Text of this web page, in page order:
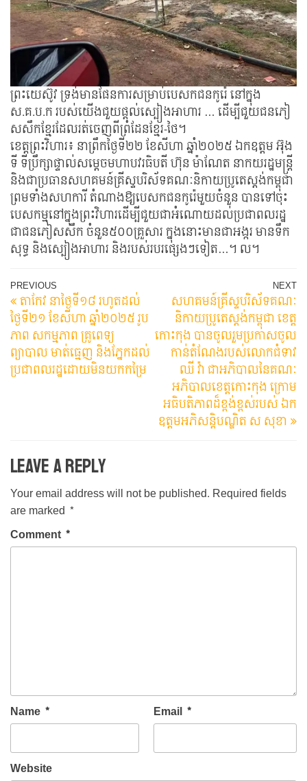
ព្រះយេស៊ូវ ទ្រង់មានផែនការសម្រាប់បេសកជនកូរ៉េ នៅក្នុង
ស.គ.ប.ក របស់យើងជួយផ្តល់ស្បៀងអាហារ … ដើម្បីជួយជនភៀ
សសឹកខ្មែរដែលរត់ចេញពីព្រំដែនខ្មែរ-ថៃ។
ខេត្តព្រះវិហារ៖ នាព្រឹកថ្ងៃទី២២ ខែសីហា ឆ្នាំ២០២៥ ឯកឧត្ដម អ៊ុង
ទី ទីប្រឹក្សាផ្ទាល់សម្តេចមហាបវរធិបតី ហ៊ុន ម៉ាណែត នាកយរដ្ឋមន្ត្រី
និងជាប្រធានសហគមន៍គ្រីស្ទបរិស័ទគណៈនិកាយប្រូតេស្តង់កម្ពុជា
ព្រមទាំងសហការី តំណាងឱ្យបេសកជនកូរ៉េមួយចំនួន បានទៅចុះ
បេសកម្មនៅក្នុងព្រះវិហារដើម្បីជួយជាអំណោយដល់ប្រជាពលរដ្ឋ
ជាជនភៀសសឹក ចំនួន៥០០គ្រួសារ ក្នុងនោះមានជាអង្ករ មានទឹក
សុទ្ធ និងស្បៀងអាហារ និងរបស់របរផ្សេងៗទៀត…។ ល។
Post
navigation
Previous
Post
PREVIOUS
តាកែវ នាថ្ងៃទី១៨​​ រហូតដល់​
ថ្ងៃទី២១ ខែសីហា ឆ្នាំ២០២៥ រូប
ភាព សកម្មភាព គ្រូពេទ្យ
ព្យាបាល មាត់ធ្មេញ និងភ្នែកដល់
ប្រជាពលរដ្ឋដោយមិនយកកម្រៃ
NEXT
សហគមន៍គ្រីស្ទបរិស័ទគណៈ
និកាយប្រូតេស្តង់កម្ពុជា ខេត្ត
កោះកុង បានចូលរួមប្រកាសចូល
កាន់តំណែងរបស់លោកជំទាវ
ឈី វ៉ា ជាអភិបាលនៃគណៈ
អភិបាលខេត្តកោះកុង ក្រោម
អធិបតិភាពដ៏ខ្ពង់ខ្ពស់របស់ ឯក
ឧត្តមអភិសន្តិបណ្ឌិត ស សុខា
Leave a Reply
Your email address will not be published. Required fields
are marked *
Comment *
Name * Email *
Website